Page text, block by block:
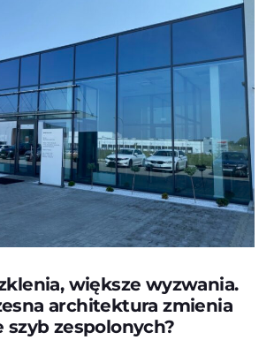
większe wyzwania.
architektura zmienia
zespolonych?